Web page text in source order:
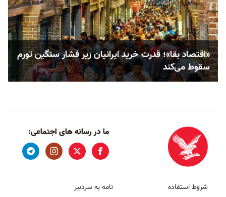
«اقتصاد بقا»؛ قدرت خرید ایرانیان زیر فشار سنگین تورم
سقوط می‌کند
ما در رسانه های اجتماعی:
شروط استفاده نامه به سردبیر